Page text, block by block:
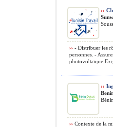
››
›› - Distribuer les
personnes. -
photovoltaïque
››
›› Contexte de la